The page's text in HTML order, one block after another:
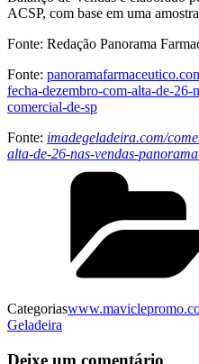
ACSP, com base em uma
Fonte: Redação Panorama
Fonte:
fecha-dezembro-com-alta-de-26-
comercial-de-sp
Fonte: imadegeladeira.com/
alta-de-26-nas-vendas-
Categorias
Geladeira
Deixe um comentário